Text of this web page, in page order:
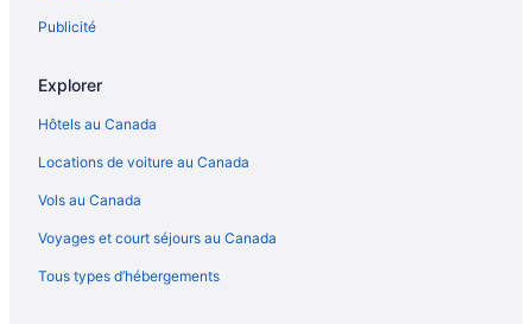
Publicité
Explorer
Hôtels au Canada
Locations de voiture au Canada
Vols au Canada
Voyages et court séjours au Canada
Tous types d’hébergements